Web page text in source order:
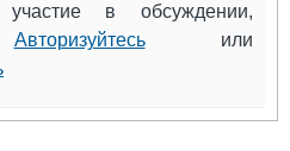
в обсуждении,
Авторизуйтесьили